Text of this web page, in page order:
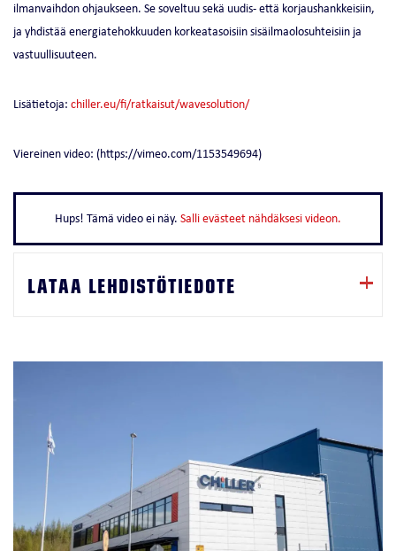
ilmanvaihdon ohjaukseen. Se soveltuu sekä uudis- että korjaushankkeisiin,
ja yhdistää energiatehokkuuden korkeatasoisiin sisäilmaolosuhteisiin ja
vastuullisuuteen.​
Lisätietoja: chiller.eu/fi/ratkaisut/wavesolution/
Viereinen video: (https://vimeo.com/1153549694)
Hups! Tämä video ei näy. Salli evästeet nähdäksesi videon.
LATAA LEHDISTÖTIEDOTE